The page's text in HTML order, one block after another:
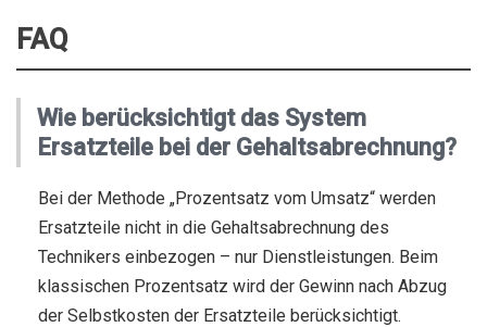
FAQ
Wie berücksichtigt das System
Ersatzteile bei der Gehaltsabrechnung?
Bei der Methode „Prozentsatz vom Umsatz“ werden
Ersatzteile nicht in die Gehaltsabrechnung des
Technikers einbezogen – nur Dienstleistungen. Beim
klassischen Prozentsatz wird der Gewinn nach Abzug
der Selbstkosten der Ersatzteile berücksichtigt.